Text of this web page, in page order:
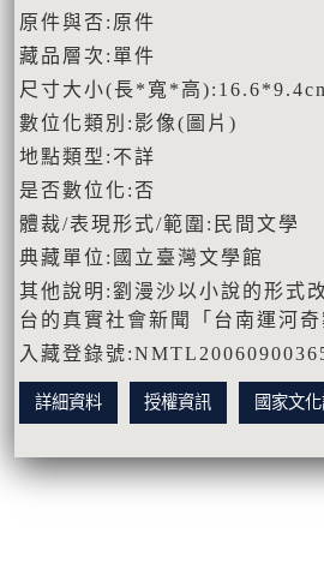
原件與否:原件
藏品層次:單件
尺寸大小(長*寬*高
數位化類別:影像(圖片)
地點類型:不詳
是否數位化:否
體裁/表現形式/範圍:民間文學
典藏單位:國立臺灣文學館
其他說明:劉漫沙以小說的形式
台的真實社會新聞「台南運河奇
入藏登錄號
詳細資料 授權資訊 國家文